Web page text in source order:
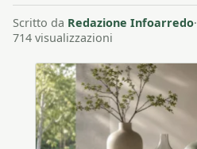
Scritto da Redazione Infoarredo·
714 visualizzazioni